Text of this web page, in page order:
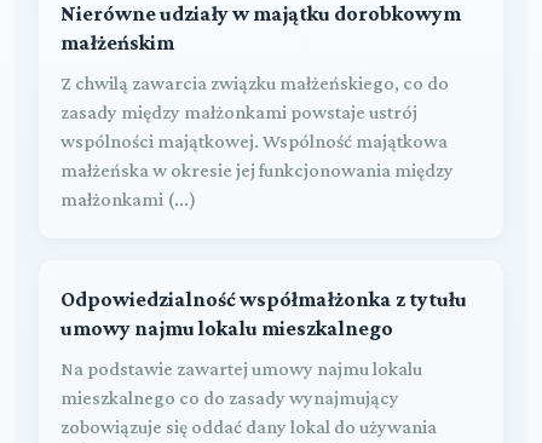
Nierówne udziały w majątku dorobkowym
małżeńskim
Z chwilą zawarcia związku małżeńskiego, co do
zasady między małżonkami powstaje ustrój
wspólności majątkowej. Wspólność majątkowa
małżeńska w okresie jej funkcjonowania między
małżonkami (...)
Odpowiedzialność współmałżonka z tytułu
umowy najmu lokalu mieszkalnego
Na podstawie zawartej umowy najmu lokalu
mieszkalnego co do zasady wynajmujący
zobowiązuje się oddać dany lokal do używania